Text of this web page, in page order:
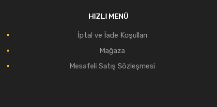
HIZLI MENÜ
İptal ve İade Koşulları
Mağaza
Mesafeli Satış Sözleşmesi